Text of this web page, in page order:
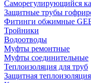
Саморегулирующийся
Защитные трубы
Фитинги обжимные
Тройники
Водоотводы
Муфты ремонтные
Муфты соединительные
Теплоизоляция для труб
Защитная теплоизоляция